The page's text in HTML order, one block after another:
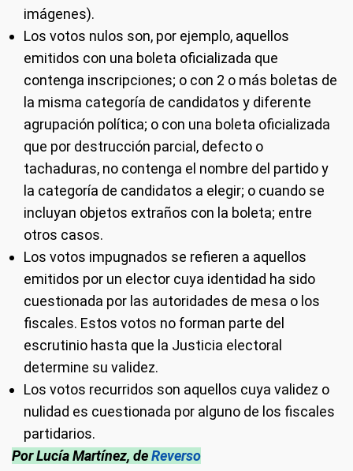
imágenes).
Los votos nulos son, por ejemplo, aquellos
emitidos con una boleta oficializada que
contenga inscripciones; o con 2 o más boletas de
la misma categoría de candidatos y diferente
agrupación política; o con una boleta oficializada
que por destrucción parcial, defecto o
tachaduras, no contenga el nombre del partido y
la categoría de candidatos a elegir; o cuando se
incluyan objetos extraños con la boleta; entre
otros casos.
Los votos impugnados se refieren a aquellos
emitidos por un elector cuya identidad ha sido
cuestionada por las autoridades de mesa o los
fiscales. Estos votos no forman parte del
escrutinio hasta que la Justicia electoral
determine su validez.
Los votos recurridos son aquellos cuya validez o
nulidad es cuestionada por alguno de los fiscales
partidarios.
Por Lucía Martínez, deReverso